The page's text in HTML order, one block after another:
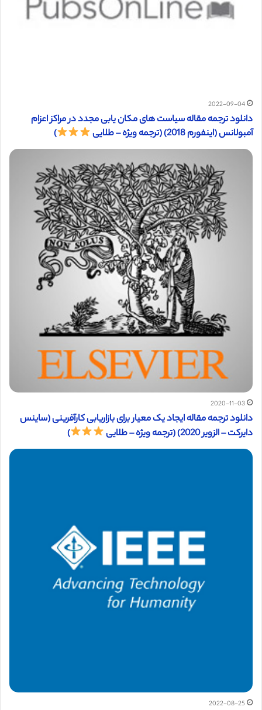
2022-09-04
دانلود ترجمه مقاله سیاست های مکان یابی مجدد در مراکز اعزام
آمبولانس (اینفورم 2018) (ترجمه ویژه – طلایی
)
2020-11-03
دانلود ترجمه مقاله ایجاد یک معیار برای بازاریابی کارآفرینی (ساینس
دایرکت – الزویر 2020) (ترجمه ویژه – طلایی
)
2022-08-25